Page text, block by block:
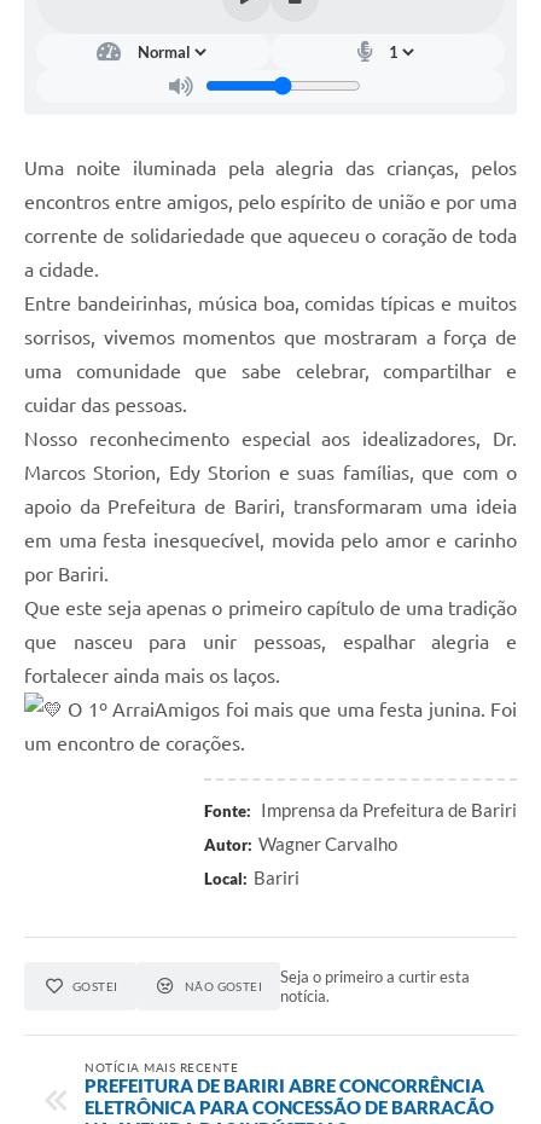
Uma noite iluminada pela alegria das crianças, pelos
encontros entre amigos, pelo espírito de união e por uma
corrente de solidariedade que aqueceu o coração de toda
a cidade.
Entre bandeirinhas, música boa, comidas típicas e muitos
sorrisos, vivemos momentos que mostraram a força de
uma comunidade que sabe celebrar, compartilhar e
cuidar das pessoas.
Nosso reconhecimento especial aos idealizadores, Dr.
Marcos Storion, Edy Storion e suas famílias, que com o
apoio da Prefeitura de Bariri, transformaram uma ideia
em uma festa inesquecível, movida pelo amor e carinho
por Bariri.
Que este seja apenas o primeiro capítulo de uma tradição
que nasceu para unir pessoas, espalhar alegria e
fortalecer ainda mais os laços.
O 1º ArraiAmigos foi mais que uma festa junina. Foi
um encontro de corações.
Fonte: Imprensa da Prefeitura de Bariri
Autor: Wagner Carvalho
Local: Bariri
GOSTEI NÃO GOSTEI
Seja o primeiro a curtir esta
notícia.
NOTÍCIA MAIS RECENTE
PREFEITURA DE BARIRI ABRE CONCORRÊNCIA
ELETRÔNICA PARA CONCESSÃO DE BARRACÃO